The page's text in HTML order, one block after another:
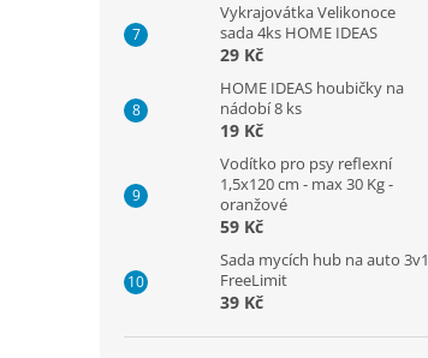
Vykrajovátka Velikonoce
sada 4ks HOME IDEAS
29 Kč
HOME IDEAS houbičky na
nádobí 8 ks
19 Kč
Vodítko pro psy reflexní
1,5x120 cm - max 30 Kg -
oranžové
59 Kč
Sada mycích hub na auto 3v1
FreeLimit
39 Kč